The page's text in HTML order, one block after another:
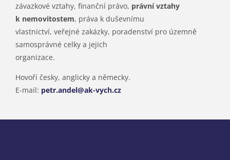
závazkové vztahy, finanční právo, právní vztahy
k nemovitostem, práva k duševnímu
vlastnictví, veřejné zakázky, poradenství pro územně
samosprávné celky a jejich
organizace.
Hovoří česky, anglicky a německy.
E-mail: petr.andel@ak-vych.cz